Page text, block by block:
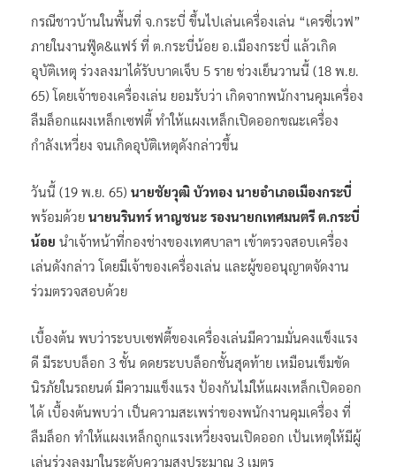
กรณีชาวบ้านในพื้นที่ จ.กระบี่ ขึ้นไปเล่นเครื่องเล่น “เครซี่เวฟ”
ภายในงานฟู๊ด&แฟร์ ที่ ต.กระบี่น้อย อ.เมืองกระบี่ แล้วเกิด
อุบัติเหตุ ร่วงลงมาได้รับบาดเจ็บ 5 ราย ช่วงเย็นวานนี้ (18 พ.ย.
65) โดยเจ้าของเครื่องเล่น ยอมรับว่า เกิดจากพนักงานคุมเครื่อง
ลืมล็อกแผงเหล็กเซฟตี้ ทำให้แผงเหล็กเปิดออกขณะเครื่อง
กำลังเหวี่ยง จนเกิดอุบัติเหตุดังกล่าวขึ้น
วันนี้ (19 พ.ย. 65) นายชัยวุฒิ บัวทอง นายอำเภอเมืองกระบี่
พร้อมด้วย นายนรินทร์ หาญชนะ รองนายกเทศมนตรี ต.กระบี่
น้อย นำเจ้าหน้าที่กองช่างของเทศบาลฯ เข้าตรวจสอบเครื่อง
เล่นดังกล่าว โดยมีเจ้าของเครื่องเล่น และผู้ขออนุญาตจัดงาน
ร่วมตรวจสอบด้วย
เบื้องต้น พบว่าระบบเซฟตี้ของเครื่องเล่นมีความมั่นคงแข็งแรง
ดี มีระบบล็อก 3 ชั้น ดดยระบบล็อกชั้นสุดท้าย เหมือนเข็มขัด
นิรภัยในรถยนต์ มีความแข็งแรง ป้องกันไม่ให้แผงเหล็กเปิดออก
ได้ เบื้องต้นพบว่า เป็นความสะเพร่าของพนักงานคุมเครื่อง ที่
ลืมล็อก ทำให้แผงเหล็กถูกแรงเหวี่ยงจนเปิดออก เป้นเหตุให้มีผู้
เล่นร่วงลงมาในระดับความสูงประมาณ 3 เมตร